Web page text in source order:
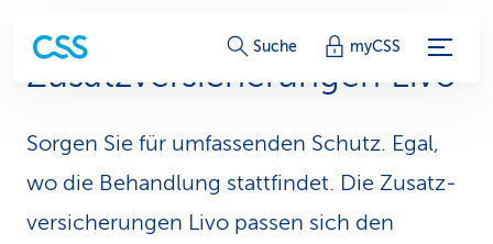
S
e
r
v
i
Suche myCSS
Zusatz­ver­siche­rungen Livo
Sorgen Sie für umfassenden Schutz. Egal,
wo die Behandlung stattfindet. Die Zusatz­
versicherungen Livo passen sich den